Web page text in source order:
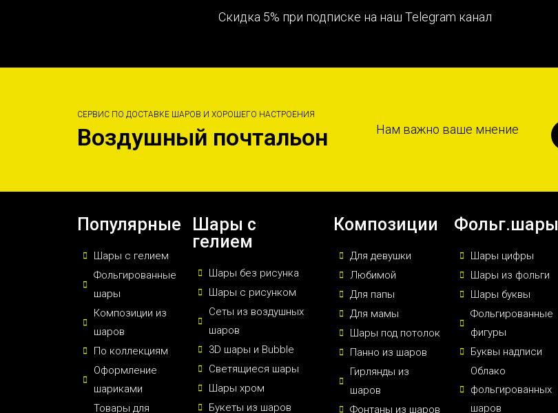
Скидка 5% при подписке на наш Telegram канал
СЕРВИС ПО ДОСТАВКЕ ШАРОВ И ХОРОШЕГО НАСТРОЕНИЯ
Воздушный почтальон Нам важно ваше мнение
Популярные
Шары с гелием
Фольгированные
шары
Композиции из
шаров
По коллекциям
Оформление
шариками
Товары для
Шары с
гелием
Шары без рисунка
Шары с рисунком
Сеты из воздушных
шаров
3D шары и Bubble
Светящиеся шары
Шары хром
Букеты из шаров
Композиции
Для девушки
Любимой
Для папы
Для мамы
Шары под потолок
Панно из шаров
Гирлянды из
шаров
Фонтаны из шаров
Фольг.шары
Шары цифры
Шары из фольги
Шары буквы
Фольгированные
фигуры
Буквы надписи
Облако
фольгированных
шаров